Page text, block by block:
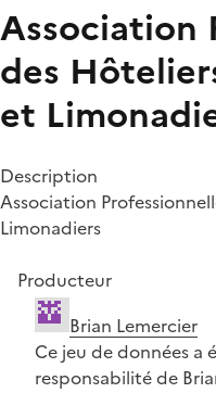
Association
des
et
Description
Association
Limonadiers
Producteur
Brian Lemercier
Ce jeu de données a
responsabilité de